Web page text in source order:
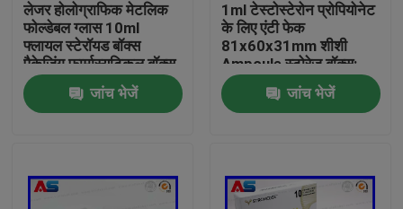
लेजर होलोग्राफिक मेटलिक
फोल्डेबल ग्लास 10ml
फ्लायल स्टेरॉयड बॉक्स
पैकेजिंग फार्मास्यूटिकल बॉक्स
लेबल
जांच भेजें
1ml टेस्टोस्टेरोन प्रोपियोनेट
के लिए एंटी फेक
81x60x31mm शीशी
Ampoule स्टोरेज बॉक्स:
जांच भेजें